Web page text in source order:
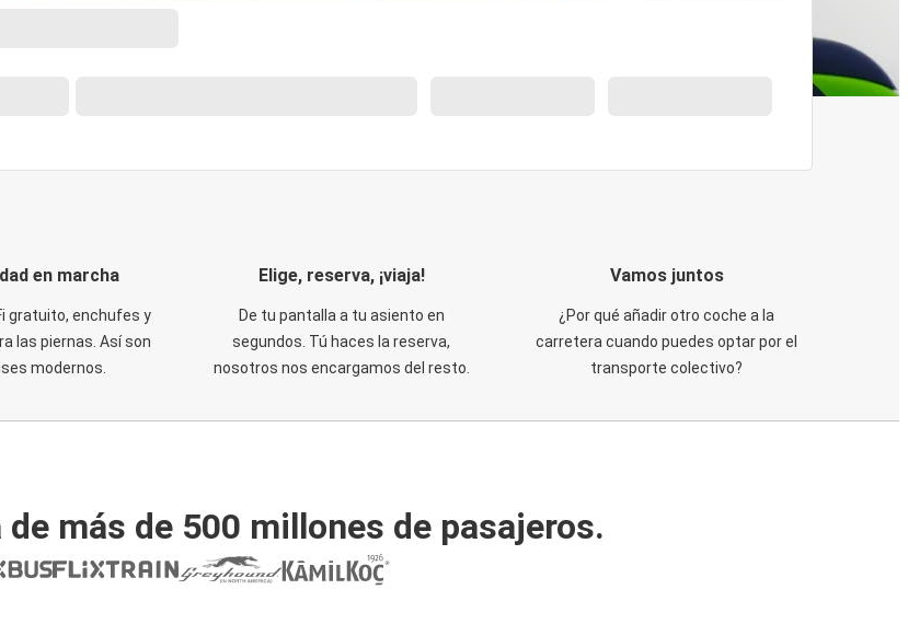
en marcha
gratuito, enchufes y
las piernas. Así son
modernos.
Elige, reserva, ¡viaja!
De tu pantalla a tu asiento en
segundos. Tú haces la reserva,
nosotros nos encargamos del resto.
Vamos juntos
¿Por qué añadir otro coche a la
carretera cuando puedes optar por el
transporte colectivo?
más de 500 millones de pasajeros.